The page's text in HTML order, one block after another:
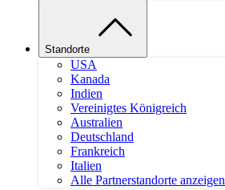
Standorte
USA
Kanada
Indien
Vereinigtes Königreich
Australien
Deutschland
Frankreich
Italien
Alle Partnerstandorte anzeigen